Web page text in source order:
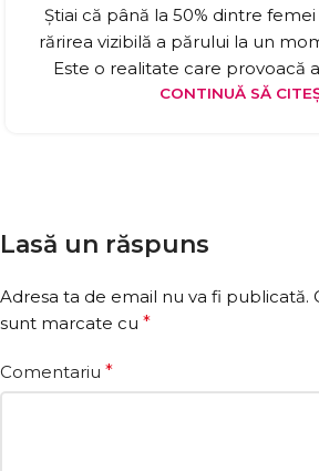
Știai că până la 50% dintre
rărirea vizibilă a părului la un
Este o realitate care provoacă
CONTINUĂ SĂ
Lasă un răspuns
Adresa ta de email nu va fi publicată.
sunt marcate cu *
Comentariu *